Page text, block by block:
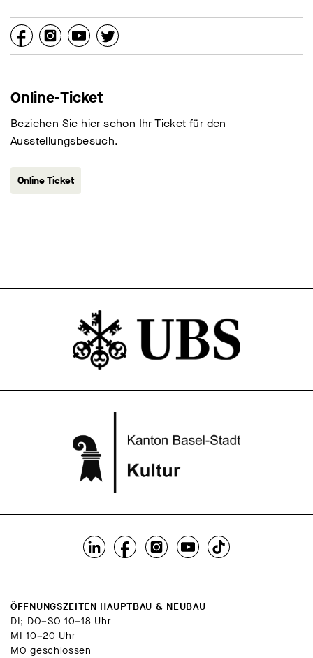
Online-Ticket
Beziehen Sie hier schon Ihr Ticket für den
Ausstellungsbesuch.
Online Ticket
ÖFFNUNGSZEITEN HAUPTBAU & NEUBAU
DI; DO–SO 10–18 Uhr
MI 10–20 Uhr
MO geschlossen